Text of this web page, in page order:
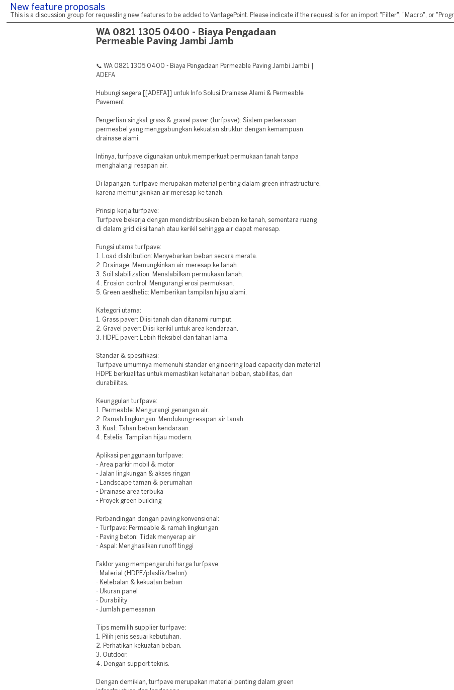
New feature proposals
This is a discussion group for requesting new features to be added to VantagePoint. Please indicate if the request is for an import "Filter", "Macro", or
WA 0821 1305 0400 - Biaya Pengadaan
Permeable Paving Jambi Jamb
📞 WA 0821 1305 0400 - Biaya Pengadaan Permeable Paving Jambi Jambi |
ADEFA
Hubungi segera [[ADEFA]] untuk Info Solusi Drainase Alami & Permeable
Pavement
Pengertian singkat grass & gravel paver (turfpave): Sistem perkerasan
permeabel yang menggabungkan kekuatan struktur dengan kemampuan
drainase alami.
Intinya, turfpave digunakan untuk memperkuat permukaan tanah tanpa
menghalangi resapan air.
Di lapangan, turfpave merupakan material penting dalam green infrastructure,
karena memungkinkan air meresap ke tanah.
Prinsip kerja turfpave:
Turfpave bekerja dengan mendistribusikan beban ke tanah, sementara ruang
di dalam grid diisi tanah atau kerikil sehingga air dapat meresap.
Fungsi utama turfpave:
1. Load distribution: Menyebarkan beban secara merata.
2. Drainage: Memungkinkan air meresap ke tanah.
3. Soil stabilization: Menstabilkan permukaan tanah.
4. Erosion control: Mengurangi erosi permukaan.
5. Green aesthetic: Memberikan tampilan hijau alami.
Kategori utama:
1. Grass paver: Diisi tanah dan ditanami rumput.
2. Gravel paver: Diisi kerikil untuk area kendaraan.
3. HDPE paver: Lebih fleksibel dan tahan lama.
Standar & spesifikasi:
Turfpave umumnya memenuhi standar engineering load capacity dan material
HDPE berkualitas untuk memastikan ketahanan beban, stabilitas, dan
durabilitas.
Keunggulan turfpave:
1. Permeable: Mengurangi genangan air.
2. Ramah lingkungan: Mendukung resapan air tanah.
3. Kuat: Tahan beban kendaraan.
4. Estetis: Tampilan hijau modern.
Aplikasi penggunaan turfpave:
- Area parkir mobil & motor
- Jalan lingkungan & akses ringan
- Landscape taman & perumahan
- Drainase area terbuka
- Proyek green building
Perbandingan dengan paving konvensional:
- Turfpave: Permeable & ramah lingkungan
- Paving beton: Tidak menyerap air
- Aspal: Menghasilkan runoff tinggi
Faktor yang mempengaruhi harga turfpave:
- Material (HDPE/plastik/beton)
- Ketebalan & kekuatan beban
- Ukuran panel
- Durability
- Jumlah pemesanan
Tips memilih supplier turfpave:
1. Pilih jenis sesuai kebutuhan.
2. Perhatikan kekuatan beban.
3. Outdoor.
4. Dengan support teknis.
Dengan demikian, turfpave merupakan material penting dalam green